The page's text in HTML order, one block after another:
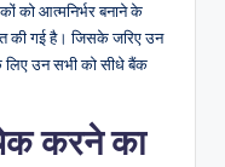
को आत्मनिर्भर बनाने के
की गई है। जिसके जरिए उन
उन सभी को सीधे बैंक
करने का